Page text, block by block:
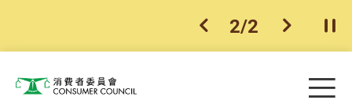
上一个
2/2 下一个开
消费者委员会 目